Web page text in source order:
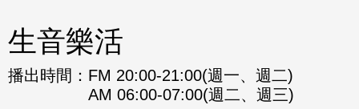
生音樂活
播出時間： FM 20:00-21:00(週一、週二)
AM 06:00-07:00(週二、週三)